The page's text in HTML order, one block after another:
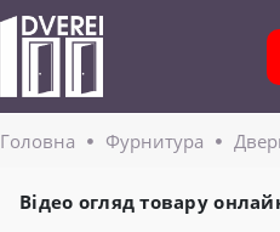
Головнa Фурнитура
Відео огляд товару